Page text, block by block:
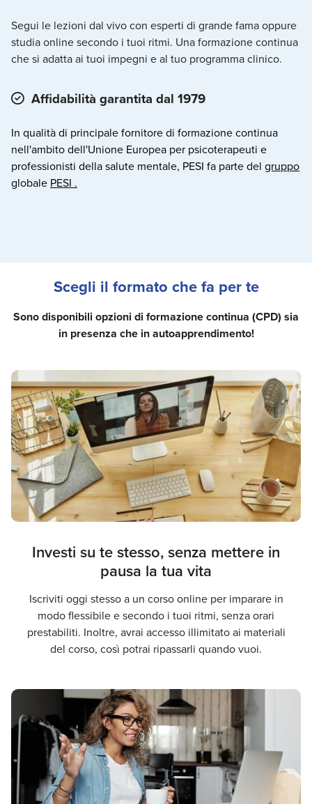
Segui le lezioni dal vivo con esperti di grande fama oppure
studia online secondo i tuoi ritmi. Una formazione continua
che si adatta ai tuoi impegni e al tuo programma clinico.
Affidabilità garantita dal 1979
In qualità di principale fornitore di formazione continua
nell'ambito dell'Unione Europea per psicoterapeuti e
professionisti della salute mentale, PESI fa parte del gruppo
globale PESI .
Scegli il formato che fa per te
Sono disponibili opzioni di formazione continua (CPD) sia
in presenza che in autoapprendimento!
Investi su te stesso, senza mettere in
pausa la tua vita
Iscriviti oggi stesso a un corso online per imparare in
modo flessibile e secondo i tuoi ritmi, senza orari
prestabiliti. Inoltre, avrai accesso illimitato ai materiali
del corso, così potrai ripassarli quando vuoi.